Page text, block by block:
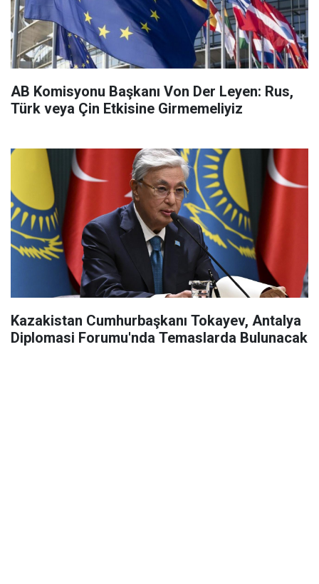
AB Komisyonu Başkanı Von Der Leyen: Rus,
Türk veya Çin Etkisine Girmemeliyiz
Kazakistan Cumhurbaşkanı Tokayev, Antalya
Diplomasi Forumu'nda Temaslarda Bulunacak